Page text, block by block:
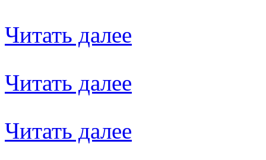
Читать далее
Читать далее
Читать далее